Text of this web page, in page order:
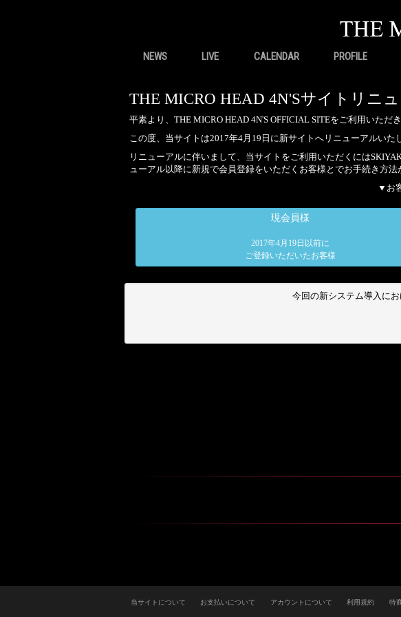
NEWS LIVE CALENDAR PROFILE
THE MICRO HEAD 4N'Sサイトリニ
平素より、THE MICRO HEAD 4N'S OFFICIAL SITEをご利用いただ
この度、当サイトは2017年4月19日に新サイトへリニューアルいた
リニューアルに伴いまして、当サイトをご利用いただくには
ューアル以降に新規で会員登録をいただくお客様とでお手続き方
▼お
現会員様
2017年4月19日以前に
ご登録いただいたお客様
今回の新システム導入に
当サイトについて お支払いについて アカウントについて 利用規約 特